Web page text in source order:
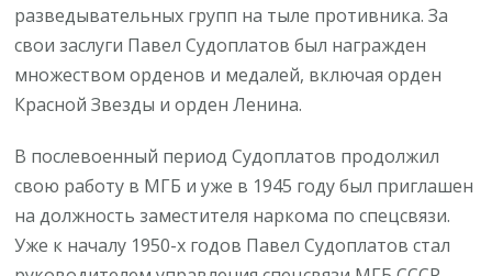
разведывательных групп на тыле противника. За
свои заслуги Павел Судоплатов был награжден
множеством орденов и медалей, включая орден
Красной Звезды и орден Ленина.
В послевоенный период Судоплатов продолжил
свою работу в МГБ и уже в 1945 году был приглашен
на должность заместителя наркома по спецсвязи.
Уже к началу 1950-х годов Павел Судоплатов стал